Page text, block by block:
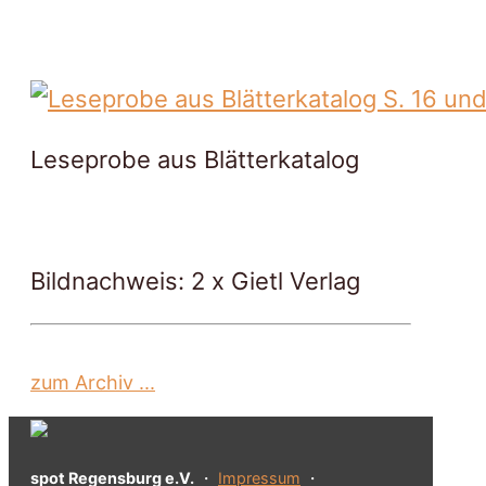
Leseprobe aus Blätterkatalog
Bildnachweis: 2 x Gietl Verlag
zum Archiv ...
spot Regensburg e.V. ・ Impressum ・